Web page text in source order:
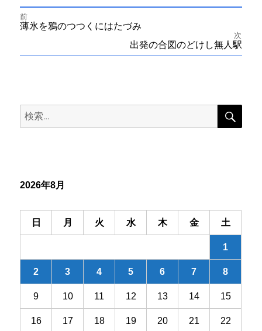
投
ゲ
ン
前
前
の
薄氷を鴉のつつくにはたづみ
次
出発の合図のどけし無人駅
検
索:
検
2026年8月
日 月 火 水 木 金 土
1
2 3 4 5 6 7 8
9 10 11 12 13 14 15
16 17 18 19 20 21 22